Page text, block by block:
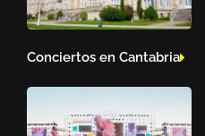
Conciertos en Cantabria